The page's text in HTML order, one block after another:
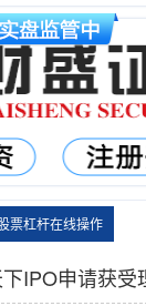
票杠杆在线操作
IPO申请获受